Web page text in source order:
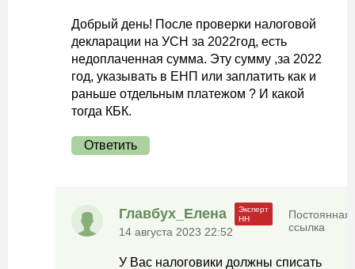
Добрый день! После проверки налоговой
декларации на УСН за 2022год, есть
недоплаченная сумма. Эту сумму ,за 2022
год, указывать в ЕНП или заплатить как и
раньше отдельным платежом ? И какой
тогда КБК.
Ответить
Главбух_Елена
14 августа 2023 22:52
Постоянная
ссылка
У Вас налоговики должны списать